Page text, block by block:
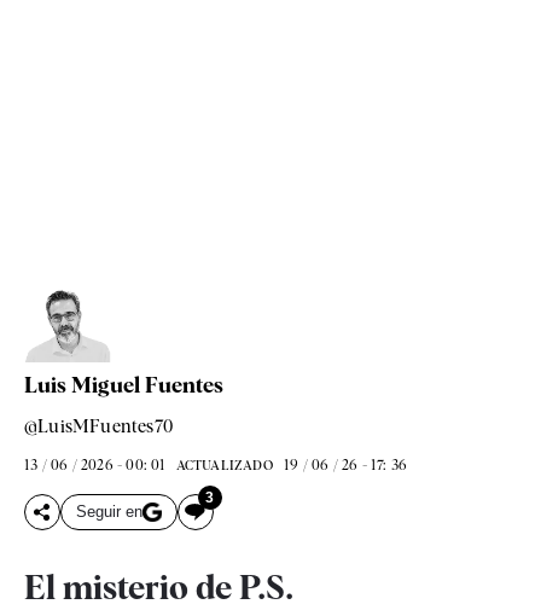
Luis Miguel Fuentes
@LuisMFuentes70
13 / 06 / 2026 - 00: 01 ACTUALIZADO 19 / 06 / 26 - 17: 36
Seguir en
3
El misterio de P.S.